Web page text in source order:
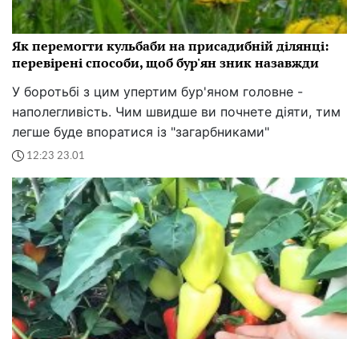
Як перемогти кульбаби на присадибній ділянці:
перевірені способи, щоб бур'ян зник назавжди
У боротьбі з цим упертим бур'яном головне -
наполегливість. Чим швидше ви почнете діяти, тим
легше буде впоратися із "загарбниками"
12:23 23.01